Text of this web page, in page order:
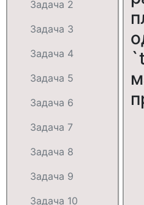
Задача 2
Задача 3
Задача 4
Задача 5
Задача 6
Задача 7
Задача 8
Задача 9
Задача 10